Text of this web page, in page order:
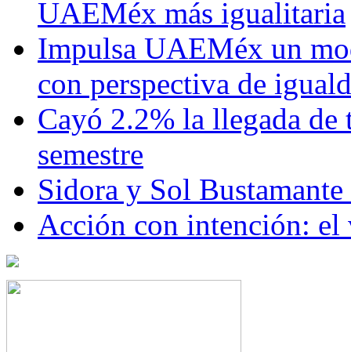
UAEMéx más igualitaria
Impulsa UAEMéx un
con perspectiva de
Cayó 2.2% la llegada de
semestre
Sidora y Sol
Acción con intención: el